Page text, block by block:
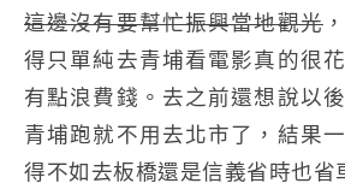
這邊沒有要幫忙振興當地觀光
得只單純去青埔看電影真的很
有點浪費錢。去之前還想說以
青埔跑就不用去北市了，結果
得不如去板橋還是信義省時也省